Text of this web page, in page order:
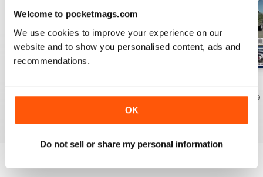
Welcome to pocketmags.com
We use cookies to improve your experience on our
website and to show you personalised content, ads and
recommendations.
OK
Do not sell or share my personal information
Acquista per€5,99
Acquista per€5,99
|Al carrello
Acquista per€5,99